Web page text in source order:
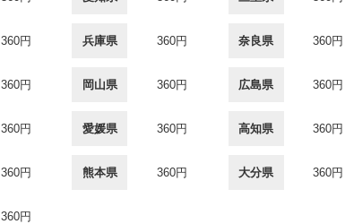
360円 兵庫県 360円 奈良県 360円
360円 岡山県 360円 広島県 360円
360円 愛媛県 360円 高知県 360円
360円 熊本県 360円 大分県 360円
360円